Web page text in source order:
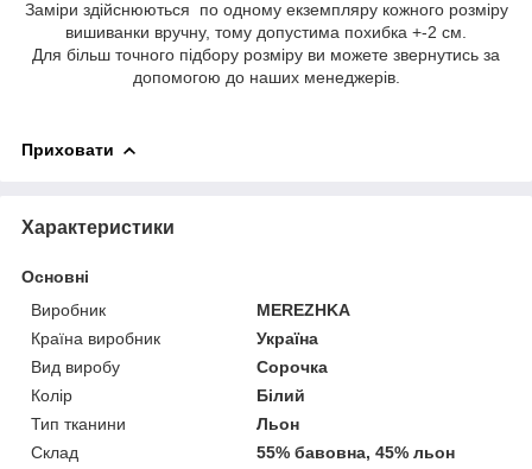
Заміри здійснюються по одному екземпляру кожного розміру
вишиванки вручну, тому допустима похибка +-2 см.
Для більш точного підбору розміру ви можете звернутись за
допомогою до наших менеджерів.
Приховати
Характеристики
Основні
Виробник
MEREZHKA
Країна виробник
Україна
Вид виробу
Сорочка
Колір
Білий
Тип тканини
Льон
Склад
55% бавовна, 45% льон